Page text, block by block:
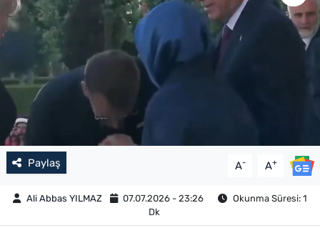
Paylaş A- A+
Ali Abbas YILMAZ 07.07.2026 - 23:26
Okunma Süresi: 1
Dk